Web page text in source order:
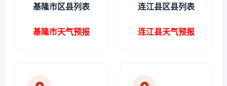
基隆市区县列表
基隆市天气预报
连江县区县列表
连江县天气预报